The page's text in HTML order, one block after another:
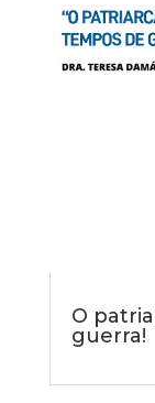
O
guerra!